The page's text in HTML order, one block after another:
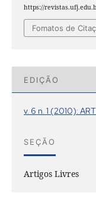
https://
Fomatos de
EDIÇÃO
v. 6 n. 1 (2010):
SEÇÃO
Artigos Livres